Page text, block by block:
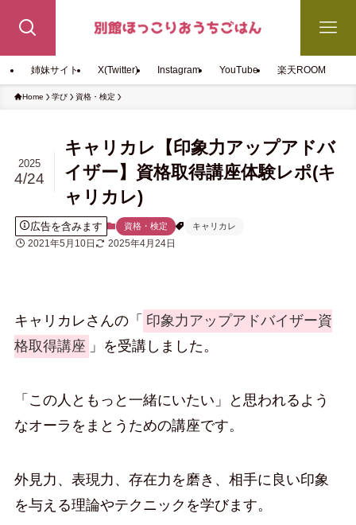
姉妹サイト X(Twitter) Instagram YouTube 楽天ROOM
Home 学び 資格・検定
キャリカレ【印象力アップアドバ
イザー】資格取得講座体験レポ(キ
ャリカレ)
2025
4/24
広告を含みます 資格・検定 キャリカレ
2021年5月10日 2025年4月24日
キャリカレさんの「 印象力アップアドバイザー資
格取得講座 」を受講しました。
「この人ともっと一緒にいたい」と思われるよう
なオーラをまとうための講座です。
外見力、表現力、存在力を磨き、相手に良い印象
を与える理論やテクニックを学びます。